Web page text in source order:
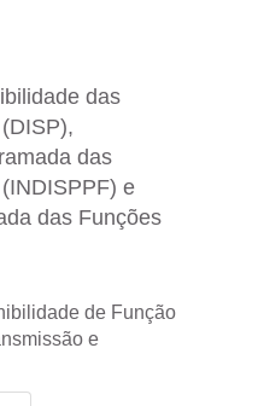
das
das
e
das Funções
de Função
e